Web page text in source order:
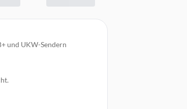
und UKW-Sendern